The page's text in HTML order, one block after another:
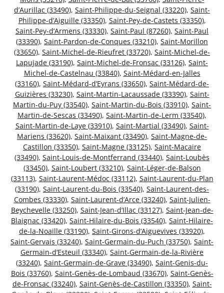
d’Aurillac (33490), Saint-Philippe-du-Seignal (33220), Saint-
Philippe-d’Aiguille (33350), Saint-Pey-de-Castets (33350),
Saint-Pey-d’Armens (33330), Saint-Paul (87260), Saint-Paul
(33390), Saint-Pardon-de-Conques (33210), Saint-Morillon
(33650), Saint-Michel-de-Rieufret (33720), Saint-Michel-de-
Lapujade (33190), Saint-Michel-de-Fronsac (33126), Saint-
Michel-de-Castelnau (33840), Saint-Médard-en-Jalles
(33160), Saint-Médard-d’Eyrans (33650), Saint-Médard-de-
Guizières (33230), Saint-Martin-Lacaussade (33390), Saint-
Martin-du-Puy (33540), Saint-Martin-du-Bois (33910), Saint-
Martin-de-Sescas (33490), Saint-Martin-de-Lerm (33540),
Saint-Martin-de-Laye (33910), Saint-Martial (33490), Saint-
Mariens (33620), Saint-Maixant (33490), Saint-Magne-de-
Castillon (33350), Saint-Magne (33125), Saint-Macaire
(33490), Saint-Louis-de-Montferrand (33440), Saint-Loubès
(33450), Saint-Loubert (33210), Saint-Léger-de-Balson
(33113), Saint-Laurent-Médoc (33112), Saint-Laurent-du-Plan
(33190), Saint-Laurent-du-Bois (33540), Saint-Laurent-des-
Combes (33330), Saint-Laurent-d’Arce (33240), Saint-Julien-
Beychevelle (33250), Saint-Jean-d’Illac (33127), Saint-Jean-de-
Blaignac (33420), Saint-Hilaire-du-Bois (33540), Saint-Hilaire-
de-la-Noaille (33190), Saint-Girons-d’Aiguevives (33920),
Saint-Gervais (33240), Saint-Germain-du-Puch (33750), Saint-
Germain-d’Esteuil (33340), Saint-Germain-de-la-Rivière
(33240), Saint-Germain-de-Grave (33490), Saint-Genis-du-
Bois (33760), Saint-Genès-de-Lombaud (33670), Saint-Genès-
de-Fronsac (33240), Saint-Genès-de-Castillon (33350), Saint-